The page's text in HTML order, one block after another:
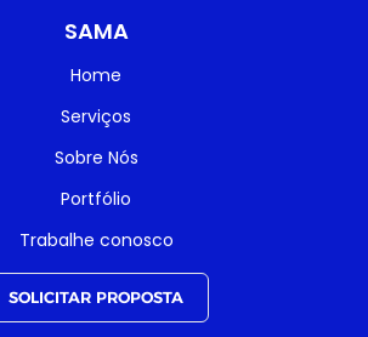
SAMA
Home
Serviços
Sobre Nós
Portfólio
Trabalhe conosco
SOLICITAR PROPOSTA